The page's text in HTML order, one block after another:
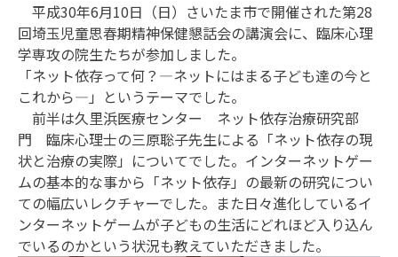
平成30年6月10日（日）さいたま市で開催された第28
回埼玉児童思春期精神保健懇話会の講演会に、臨床心理
学専攻の院生たちが参加しました。
「ネット依存って何？―ネットにはまる子ども達の今と
これから―」というテーマでした。
前半は久里浜医療センター ネット依存治療研究部
門 臨床心理士の三原聡子先生による「ネット依存の現
状と治療の実際」についてでした。インターネットゲー
ムの基本的な事から「ネット依存」の最新の研究につい
ての幅広いレクチャーでした。また日々進化しているイ
ンターネットゲームが子どもの生活にどれほど入り込ん
でいるのかという状況も教えていただきました。